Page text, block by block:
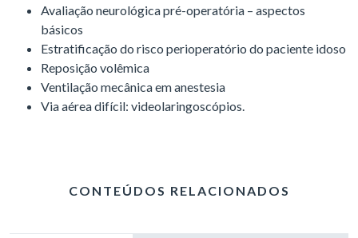
Avaliação neurológica pré-operatória – aspectos
básicos
Estratificação do risco perioperatório do paciente idoso
Reposição volêmica
Ventilação mecânica em anestesia
Via aérea difícil: videolaringoscópios.
CONTEÚDOS RELACIONADOS